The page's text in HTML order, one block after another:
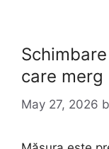
care
May 27, 2026